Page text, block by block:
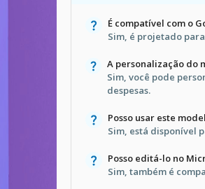
É compatível com o
Sim, é projetado
A personalização do
Sim, você pode
despesas.
Posso usar este
Sim, está disponível
Posso editá-lo no
Sim, também é